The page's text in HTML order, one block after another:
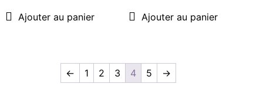
Ajouter au panier Ajouter au panier
← 1 2 3 4 5 →